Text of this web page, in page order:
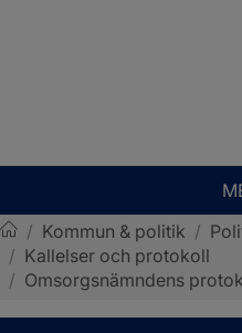
Sotenäs kommun
/ Kommun & politik /
/ Kallelser och protokoll
/ Omsorgsnämndens